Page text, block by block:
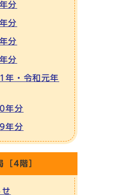
分
分
分
分
年・令和元年
年分
年分
［4階］